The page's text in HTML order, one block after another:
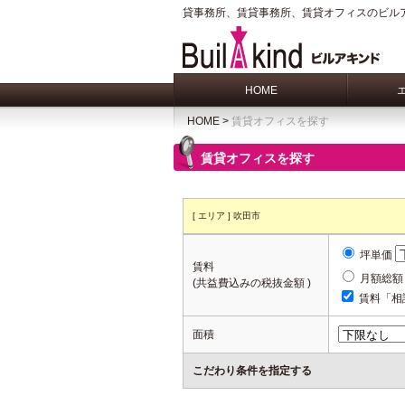
貸事務所、賃貸事務所、賃貸オフィスのビル
HOME
HOME > 賃貸オフィスを探す
賃貸オフィスを探す
[ エリア ] 吹田市
賃料
(共益費込みの税抜金額 )
坪単価
月額総額
賃料「相
面積
こだわり条件を指定する